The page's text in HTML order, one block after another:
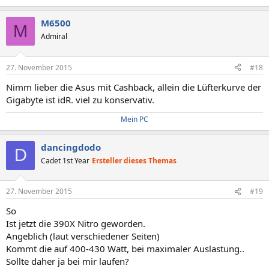
M M6500
Admiral
27. November 2015 #18
Nimm lieber die Asus mit Cashback, allein die Lüfterkurve der
Gigabyte ist idR. viel zu konservativ.
Mein PC
D dancingdodo
Cadet 1st Year Ersteller dieses Themas
27. November 2015 #19
So
Ist jetzt die 390X Nitro geworden.
Angeblich (laut verschiedener Seiten)
Kommt die auf 400-430 Watt, bei maximaler Auslastung..
Sollte daher ja bei mir laufen?